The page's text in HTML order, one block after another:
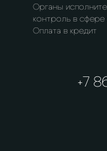
Органы
контроль в сфере
Оплата в кредит
+7